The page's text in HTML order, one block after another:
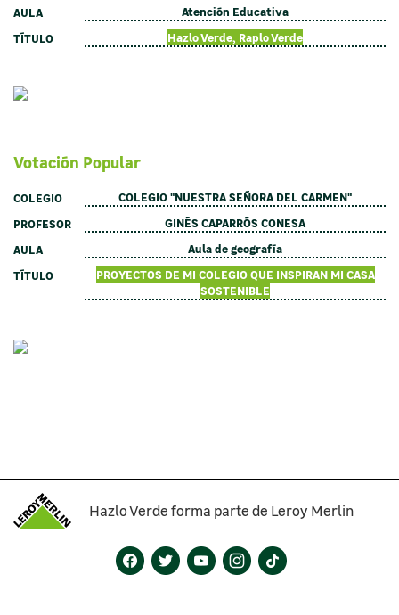
AULA
Atención Educativa
TÍTULO
Hazlo Verde, Raplo Verde
Votación Popular
COLEGIO
COLEGIO "NUESTRA SEÑORA DEL CARMEN"
PROFESOR
GINÉS CAPARRÓS CONESA
AULA
Aula de geografía
TÍTULO
PROYECTOS DE MI COLEGIO QUE INSPIRAN MI CASA
SOSTENIBLE
Hazlo Verde forma parte de Leroy Merlin